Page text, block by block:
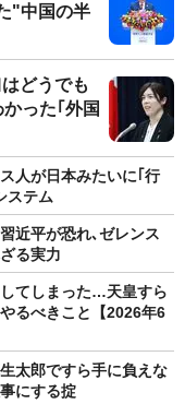
"中国の半
どうでも
った｢外国
人が日本みたいに｢行
ステム
近平が恐れ､ゼレンス
る実力
てしまった…天皇すら
るべきこと【2026年6
太郎ですら手に負えな
にする掟